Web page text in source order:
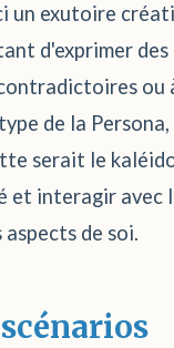
un exutoire
d'exprimer
ou
de la
serait le
interagir avec
de soi.